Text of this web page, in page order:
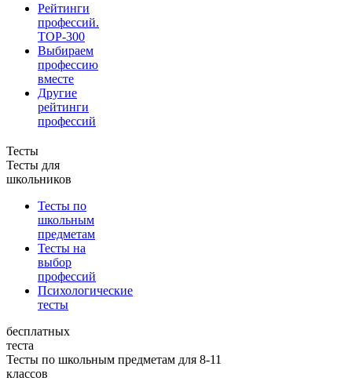
Рейтинги
профессий.
TOP-300
Выбираем
профессию
вместе
Другие
рейтинги
профессий
Тесты
Тесты для
школьников
Тесты по
школьным
предметам
Тесты на
выбор
профессий
Психологические
тесты
бесплатных
теста
Тесты по школьным предметам для 8-11
классов